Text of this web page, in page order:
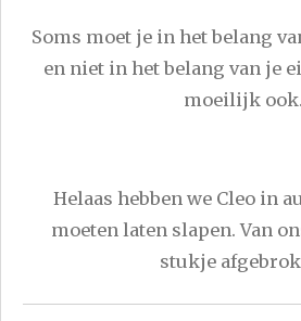
Soms moet je in het belang
en niet in het belang van je
moeilijk ook.
Helaas hebben we Cleo in
moeten laten slapen. Van
stukje